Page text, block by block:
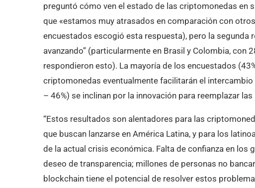
preguntó cómo ven el estado de las criptomonedas en
que «estamos muy atrasados en comparación con
encuestados escogió esta respuesta), pero la segunda
avanzando” (particularmente en Brasil y Colombia, con
respondieron esto). La mayoría de los encuestados
criptomonedas eventualmente facilitarán el
– 46%) se inclinan por la innovación para reemplazar
“Estos resultados son alentadores para las
que buscan lanzarse en América Latina, y para los
de la actual crisis económica. Falta de confianza en los
deseo de transparencia; millones de personas no
blockchain tiene el potencial de resolver estos